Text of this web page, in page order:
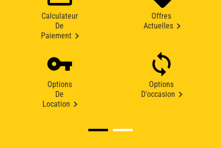
Calculateur
De
Paiement
Offres
Actuelles
Options
De
Location
Options
D'occasion